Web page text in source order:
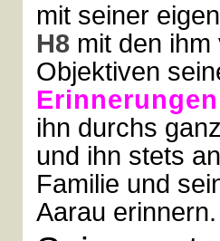
mit seiner
H8 mit den
Objektiven
Erinnerungen
ihn durchs
und ihn stets
Familie und
Aarau erinnern.